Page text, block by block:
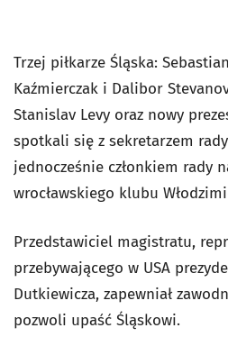
Trzej piłkarze Śląska:
Kaźmierczak i Dalibor
Stanislav Levy oraz nowy
spotkali się z sekretarzem
jednocześnie członkiem rady
wrocławskiego klubu
Przedstawiciel magistratu,
przebywającego w USA
Dutkiewicza, zapewniał
pozwoli upaść Śląskowi.